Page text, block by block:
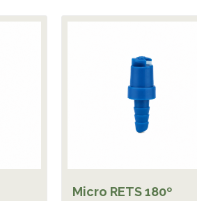
Micro RETS 180º